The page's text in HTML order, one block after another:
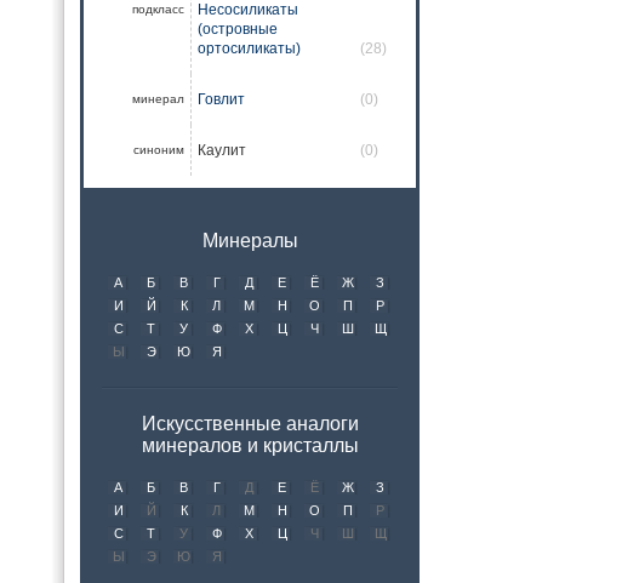
подкласс
Несосиликаты
(островные
ортосиликаты)
(28)
минерал Говлит (0)
синоним Каулит (0)
Минералы
А Б В Г Д Е Ё Ж
З
И
Й К Л М Н О П
Р
С
Т У Ф Х Ц Ч Ш
Щ
Ы
Э Ю Я
Искусственные аналоги
минералов и кристаллы
А Б В Г Д Е Ё Ж
З
И
Й К Л М Н О П
Р
С
Т У Ф Х Ц Ч Ш
Щ
Ы
Э Ю Я